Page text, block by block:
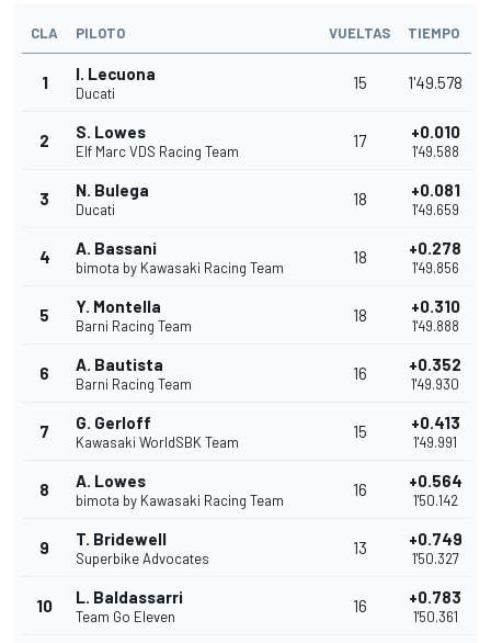
CLA PILOTO VUELTAS TIEMPO
1 I. Lecuona
Ducati
15 1'49.578
2 S. Lowes
Elf Marc VDS Racing Team
17 +0.010
1'49.588
3 N. Bulega
Ducati
18 +0.081
1'49.659
4 A. Bassani
bimota by Kawasaki Racing Team
18 +0.278
1'49.856
5 Y. Montella
Barni Racing Team
18 +0.310
1'49.888
6 A. Bautista
Barni Racing Team
16 +0.352
1'49.930
7 G. Gerloff
Kawasaki WorldSBK Team
15 +0.413
1'49.991
8 A. Lowes
bimota by Kawasaki Racing Team
16 +0.564
1'50.142
9 T. Bridewell
Superbike Advocates
13 +0.749
1'50.327
10 L. Baldassarri
Team Go Eleven
16 +0.783
1'50.361